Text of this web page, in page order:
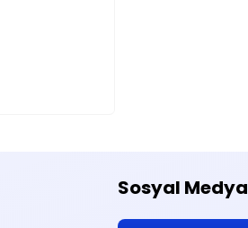
Sosyal Medya